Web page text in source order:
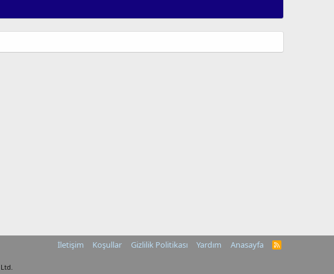
İletişim Koşullar Gizlilik Politikası Yardım Anasayfa
R